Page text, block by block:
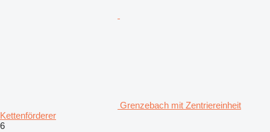
Grenzebach mit Zentriereinheit
Kettenförderer
6